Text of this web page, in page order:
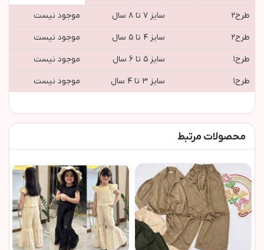
طرح٢
سایز ۷ تا ۸ سال
موجود نیست
طرح٢
سایز ۴ تا ۵ سال
موجود نیست
طرح١
سایز ۵ تا ۶ سال
موجود نیست
طرح١
سایز ۳ تا ۴ سال موجود نیست
محصولات مرتبط